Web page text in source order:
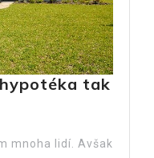
tak
mnoha lidí. Avšak